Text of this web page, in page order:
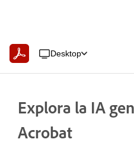
Desktop
Explora la IA
Acrobat